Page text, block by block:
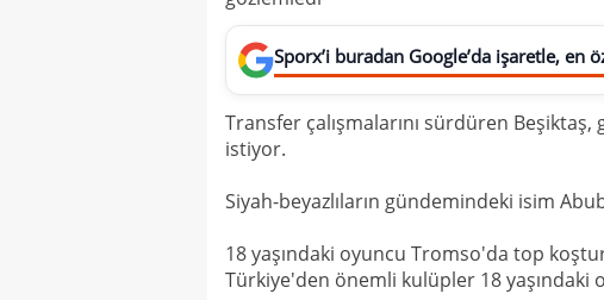
Sporx’i buradan Google’da işaretle, en
Transfer çalışmalarını sürdüren
istiyor.
Siyah-beyazlıların gündemindeki isim
18 yaşındaki oyuncu Tromso'da top
Türkiye'den önemli kulüpler 18 yaşındaki